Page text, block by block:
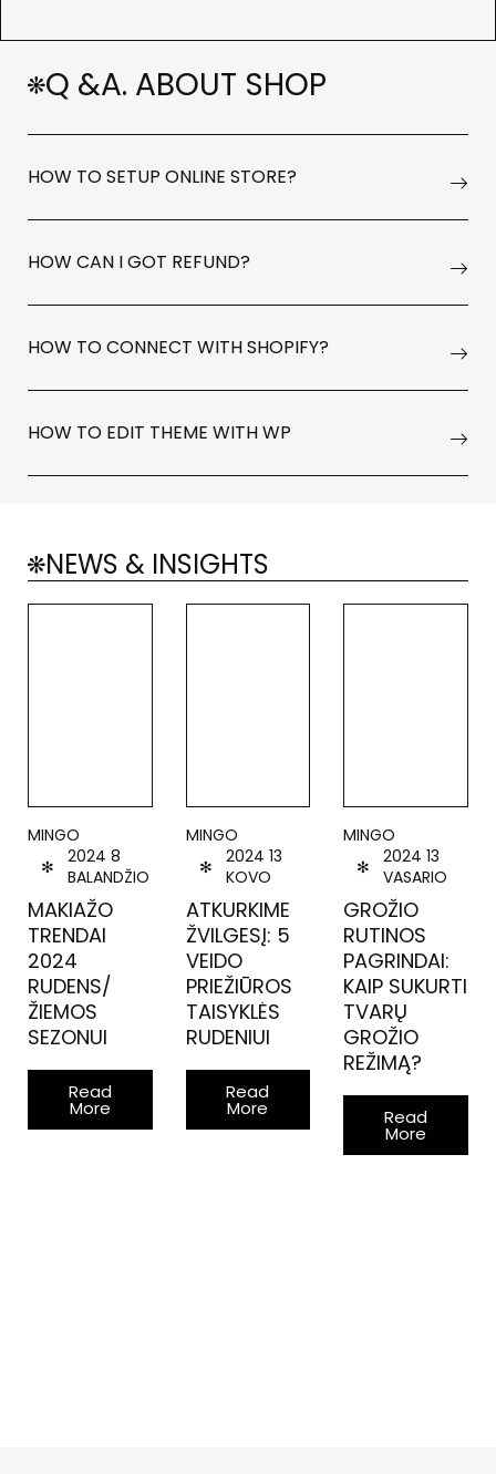
Q &A. ABOUT SHOP
HOW TO SETUP ONLINE STORE?
HOW CAN I GOT REFUND?
HOW TO CONNECT WITH SHOPIFY?
HOW TO EDIT THEME WITH WP
NEWS & INSIGHTS
MINGO
2024 8
BALANDŽIO
MAKIAŽO
TRENDAI
2024
RUDENS/
ŽIEMOS
SEZONUI
Read
More
MINGO
2024 13
KOVO
ATKURKIME
ŽVILGESĮ: 5
VEIDO
PRIEŽIŪROS
TAISYKLĖS
RUDENIUI
Read
More
MINGO
2024 13
VASARIO
GROŽIO
RUTINOS
PAGRINDAI:
KAIP SUKURTI
TVARŲ
GROŽIO
REŽIMĄ?
Read
More